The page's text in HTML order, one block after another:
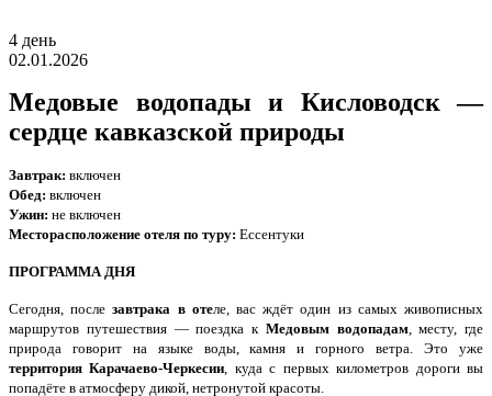
4 день
02.01.2026
Медовые водопады и Кисловодск —
сердце кавказской природы
Завтрак: включен
Обед: включен
Ужин: не включен
Месторасположение отеля по туру: Ессентуки
ПРОГРАММА ДНЯ
Сегодня, послезавтрака в отеле, вас ждёт один из самых живописных
маршрутов путешествия — поездка к Медовым водопадам, месту, где
природа говорит на языке воды, камня и горного ветра. Это уже
территория Карачаево-Черкесии, куда с первых километров дороги вы
попадёте в атмосферу дикой, нетронутой красоты.